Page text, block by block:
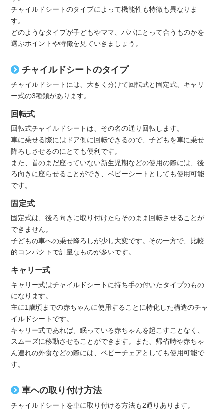
チャイルドシートのタイプによって機能性も特徴も異なりま
す。
どのようなタイプが子どもやママ、パパにとって合うものかを
選ぶポイントや特徴を見ていきましょう。
チャイルドシートのタイプ
チャイルドシートには、大きく分けて回転式と固定式、キャリ
ー式の3種類があります。
回転式
回転式チャイルドシートは、その名の通り回転します。
車に乗せる際にはドア側に回転できるので、子どもを車に乗せ
降ろしさせるのにとても便利です。
また、首のまだ座っていない新生児期などの使用の際には、後
ろ向きに座らせることができ、ベビーシートとしても使用可能
です。
固定式
固定式は、後ろ向きに取り付けたらそのまま回転させることが
できません。
子どもの車への乗せ降ろしが少し大変です。その一方で、比較
的コンパクトで計量なものが多いです。
キャリー式
キャリー式はチャイルドシートに持ち手の付いたタイプのもの
になります。
主に1歳頃までの赤ちゃんに使用することに特化した構造のチャ
イルドシートです。
キャリー式であれば、眠っている赤ちゃんを起こすことなく、
スムーズに移動させることができます。また、帰省時や赤ちゃ
ん連れの外食などの際には、ベビーチェアとしても使用可能で
す。
車への取り付け方法
チャイルドシートを車に取り付ける方法も2通りあります。